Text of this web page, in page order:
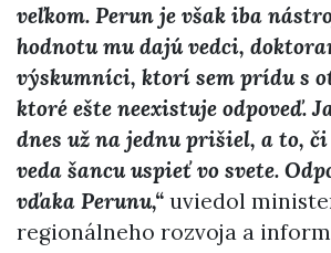
veľkom. Perun je však iba
hodnotu mu dajú vedci,
výskumníci, ktorí sem prídu s
ktoré ešte neexistuje odpoveď.
dnes už na jednu prišiel, a to,
veda šancu uspieť vo svete.
vďaka Perunu,“ uviedol
regionálneho rozvoja a